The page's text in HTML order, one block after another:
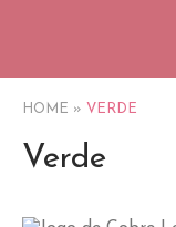
HOME » VERDE
Verde